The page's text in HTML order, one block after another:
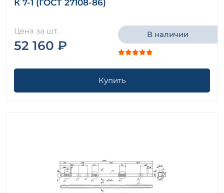
К 7-1 (ГОСТ 27108-86)
Цена за шт.
52 160 ₽
В наличии
Купить